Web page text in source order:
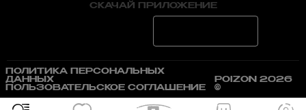
СКАЧАЙ ПРИЛОЖЕНИЕ
ПОЛИТИКА ПЕРСОНАЛЬНЫХ
ДАННЫХ
ПОЛЬЗОВАТЕЛЬСКОЕ СОГЛАШЕНИЕ
POIZON 2026
©